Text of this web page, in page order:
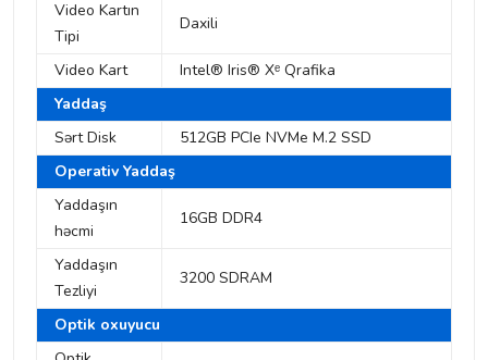
Video Kartın
Tipi
Daxili
Video Kart
Intel® Iris® Xᵉ Qrafika
Yaddaş
Sərt Disk
512GB PCIe NVMe M.2 SSD
Operativ Yaddaş
Yaddaşın
həcmi
16GB DDR4
Yaddaşın
Tezliyi
3200 SDRAM
Optik oxuyucu